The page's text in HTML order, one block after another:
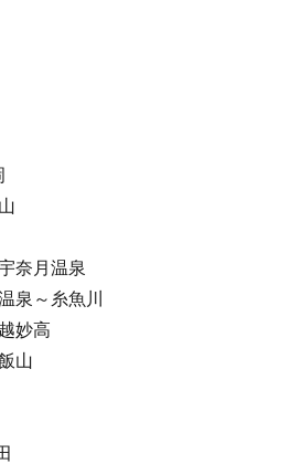
奈月温泉
泉～糸魚川
妙高
山